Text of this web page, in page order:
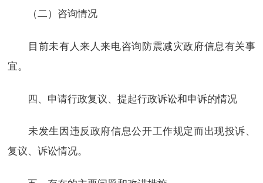
（二）咨询情况
目前未有人来人来电咨询防震减灾政府信息有关事
宜。
四、申请行政复议、提起行政诉讼和申诉的情况
未发生因违反政府信息公开工作规定而出现投诉、
复议、诉讼情况。